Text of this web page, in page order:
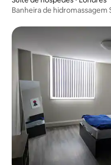
Banheira de hidromassagem